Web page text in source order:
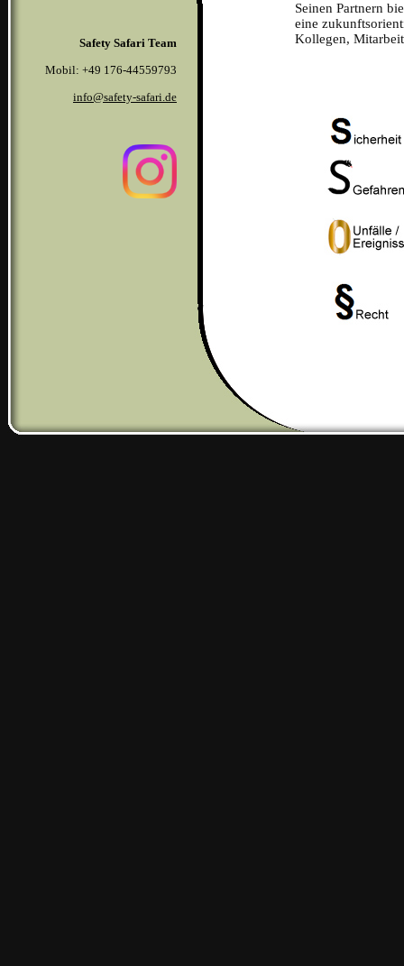
Seinen Partnern
eine
Kollegen,
Safety Safari Team
Mobil: +49 176-44559793
info@safety-safari.de